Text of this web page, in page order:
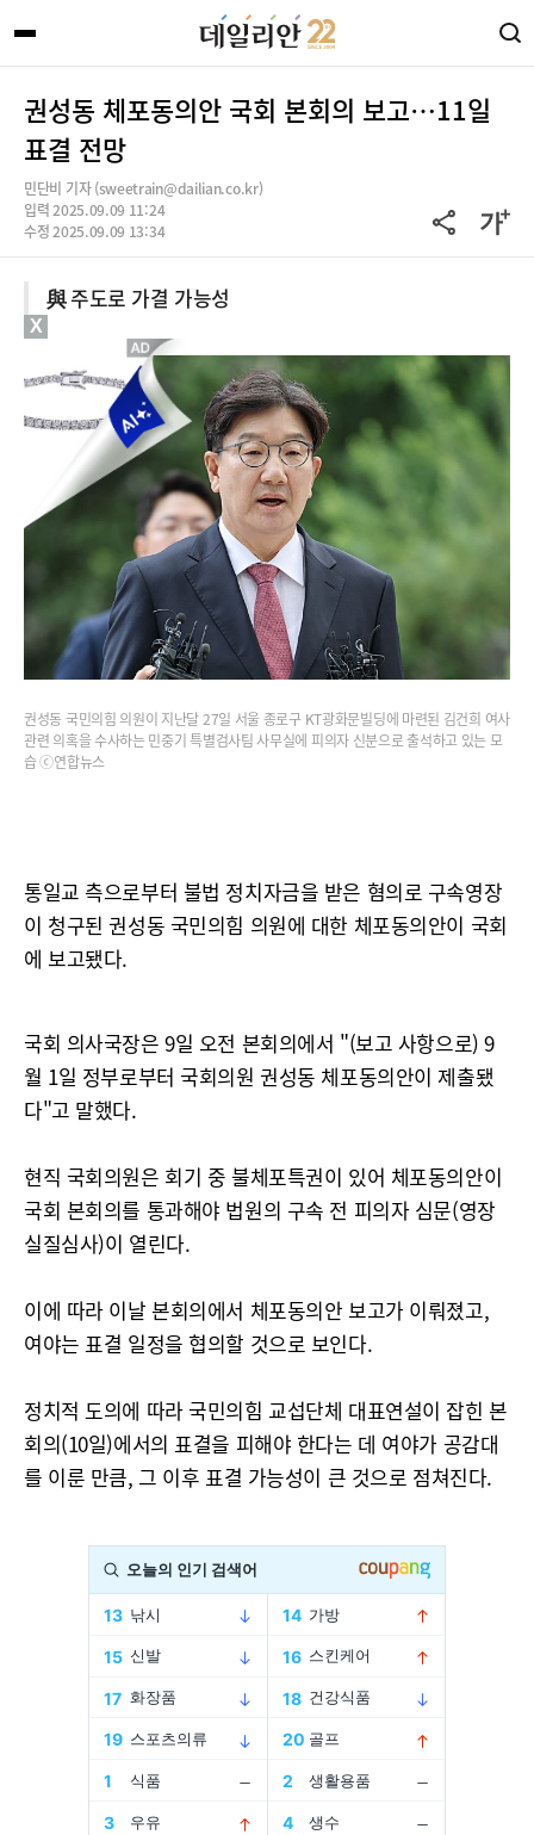
권성동 체포동의안 국회 본회의 보고…11일
표결 전망
민단비 기자 (sweetrain@dailian.co.kr)
입력 2025.09.09 11:24
수정 2025.09.09 13:34
與 주도로 가결 가능성
권성동 국민의힘 의원이 지난달 27일 서울 종로구 KT광화문빌딩에 마련된 김건희 여사
관련 의혹을 수사하는 민중기 특별검사팀 사무실에 피의자 신분으로 출석하고 있는 모
습 ⓒ연합뉴스
통일교 측으로부터 불법 정치자금을 받은 혐의로 구속영장
이 청구된 권성동 국민의힘 의원에 대한 체포동의안이 국회
에 보고됐다.
국회 의사국장은 9일 오전 본회의에서 "(보고 사항으로) 9
월 1일 정부로부터 국회의원 권성동 체포동의안이 제출됐
다"고 말했다.
현직 국회의원은 회기 중 불체포특권이 있어 체포동의안이
국회 본회의를 통과해야 법원의 구속 전 피의자 심문(영장
실질심사)이 열린다.
이에 따라 이날 본회의에서 체포동의안 보고가 이뤄졌고,
여야는 표결 일정을 협의할 것으로 보인다.
정치적 도의에 따라 국민의힘 교섭단체 대표연설이 잡힌 본
회의(10일)에서의 표결을 피해야 한다는 데 여야가 공감대
를 이룬 만큼, 그 이후 표결 가능성이 큰 것으로 점쳐진다.
X